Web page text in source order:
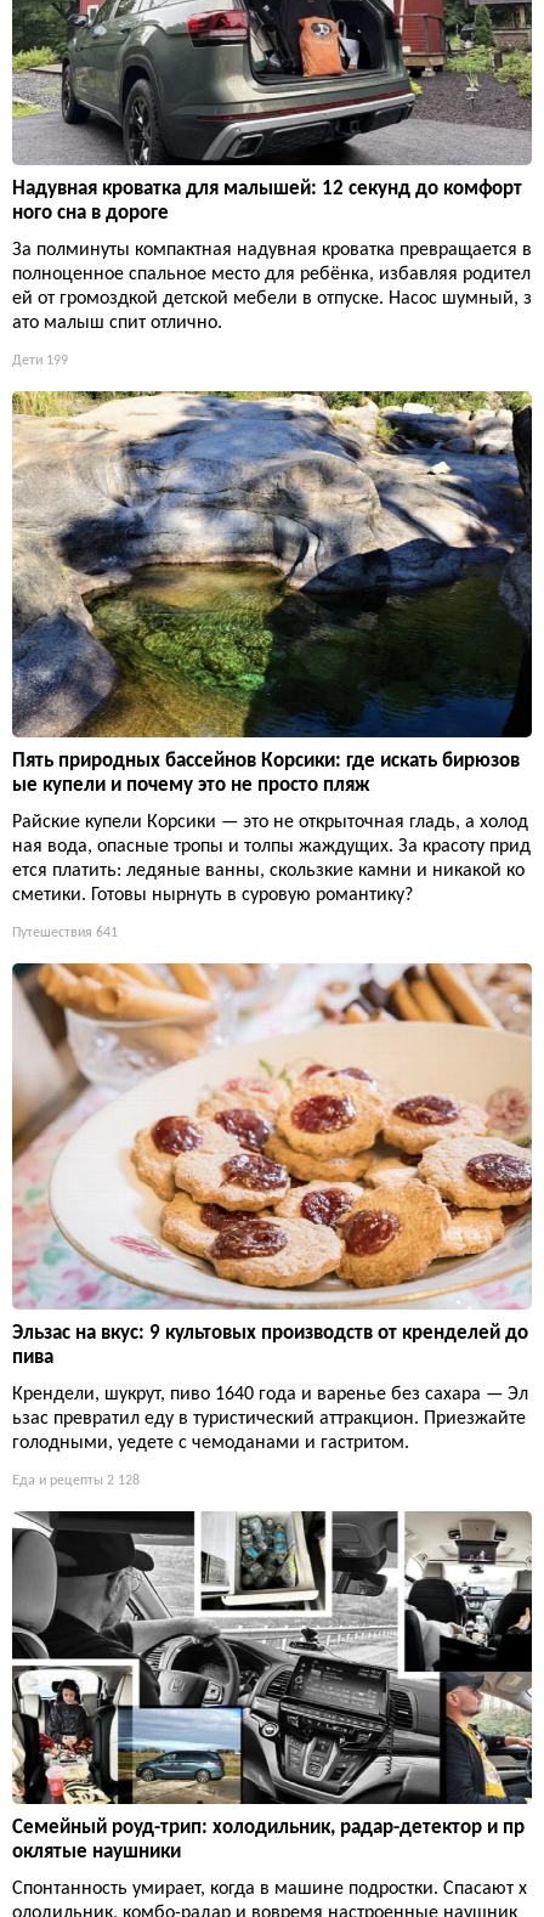
Надувная кроватка для малышей: 12 секунд до комфорт
ного сна в дороге
За полминуты компактная надувная кроватка превращается в
полноценное спальное место для ребёнка, избавляя родител
ей от громоздкой детской мебели в отпуске. Насос шумный, з
ато малыш спит отлично.
Дети 199
Пять природных бассейнов Корсики: где искать бирюзов
ые купели и почему это не просто пляж
Райские купели Корсики — это не открыточная гладь, а холод
ная вода, опасные тропы и толпы жаждущих. За красоту прид
ется платить: ледяные ванны, скользкие камни и никакой ко
сметики. Готовы нырнуть в суровую романтику?
Путешествия 641
Эльзас на вкус: 9 культовых производств от кренделей до
пива
Крендели, шукрут, пиво 1640 года и варенье без сахара — Эл
ьзас превратил еду в туристический аттракцион. Приезжайте
голодными, уедете с чемоданами и гастритом.
Еда и рецепты 2 128
Семейный роуд-трип: холодильник, радар-детектор и пр
оклятые наушники
Спонтанность умирает, когда в машине подростки. Спасают х